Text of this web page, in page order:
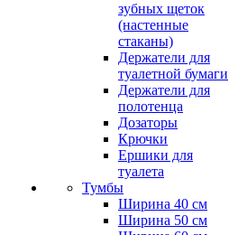
зубных щеток
(настенные
стаканы)
Держатели для
туалетной бумаги
Держатели для
полотенца
Дозаторы
Крючки
Ершики для
туалета
Тумбы
Ширина 40 см
Ширина 50 см